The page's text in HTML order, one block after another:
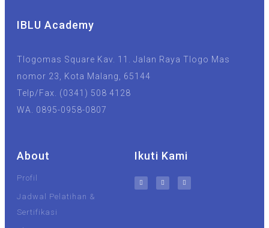
IBLU Academy
Tlogomas Square Kav. 11. Jalan Raya Tlogo Mas
nomor 23, Kota Malang, 65144
Telp/Fax. (0341) 508 4128
WA. 0895-0958-0807
About
Profil
Jadwal Pelatihan &
Sertifikasi
Ikuti Kami